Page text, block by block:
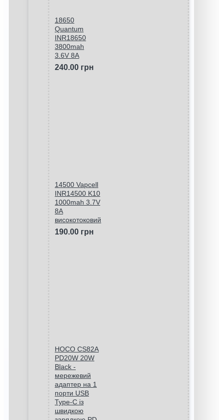
18650
Quantum
INR18650
3800mah
3.6V 8A
240.00 грн
14500 Vapcell
INR14500 K10
1000mah 3.7V
8A
високотоковий
190.00 грн
HOCO CS82A
PD20W 20W
Black -
мережевий
адаптер на 1
порти USB
Type-C із
швидкою